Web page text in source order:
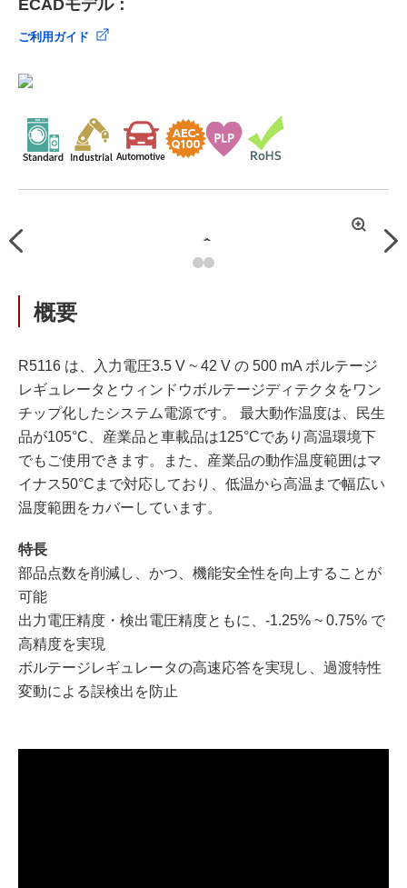
ECADモデル：
ご利用ガイド
Previous
拡
概要
R5116 は、入力電圧3.5 V ~ 42 V の 500 mA ボルテージ
レギュレータとウィンドウボルテージディテクタをワン
チップ化したシステム電源です。 最大動作温度は、民生
品が105°C、産業品と車載品は125°Cであり高温環境下
でもご使用できます。また、産業品の動作温度範囲はマ
イナス50°Cまで対応しており、低温から高温まで幅広い
温度範囲をカバーしています。
特長
部品点数を削減し、かつ、機能安全性を向上することが
可能
出力電圧精度・検出電圧精度ともに、-1.25% ~ 0.75% で
高精度を実現
ボルテージレギュレータの高速応答を実現し、過渡特性
変動による誤検出を防止